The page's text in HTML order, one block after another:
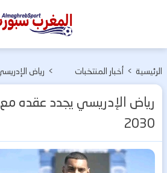
المغرب
الرئيسية > أخبار المنتخبات
> رياض
رياض الإدريسي يجدد عقده
2030